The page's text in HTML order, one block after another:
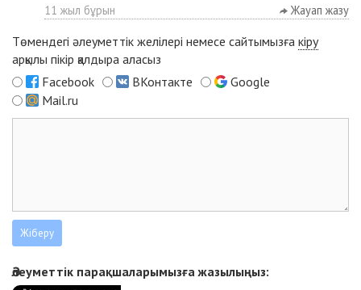
11 жыл бұрын Жауап жазу
Төмендегі әлеуметтік желілері немесе сайтымызға кіру
арқылы пікір қалдыра аласыз
Facebook
ВКонтакте
Google
Mail.ru
Әлеуметтік парақшаларымызға жазылыңыз: